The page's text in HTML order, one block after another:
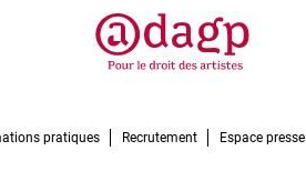
pratiques Recrutement Espace presse